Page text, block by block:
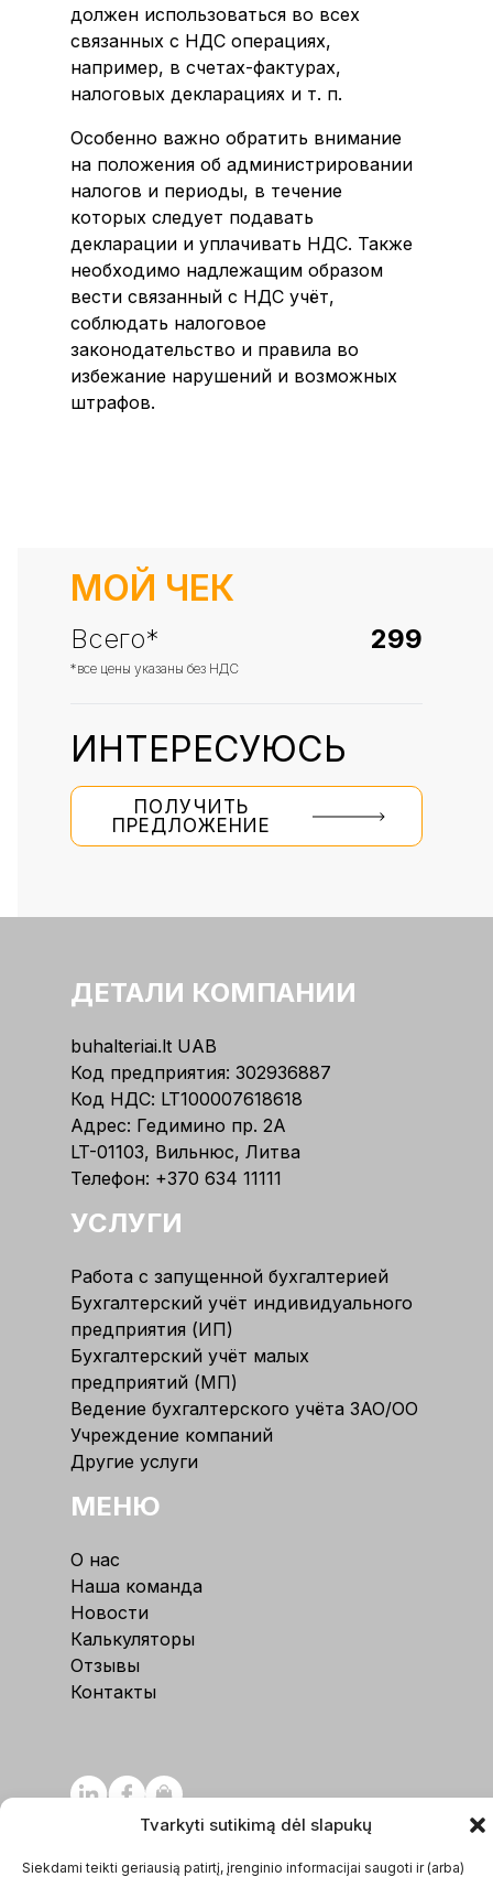
Tvarkyti sutikimą dėl slapukų
Siekdami teikti geriausią patirtį, įrenginio informacijai saugoti ir (arba)
должен использоваться во всех
связанных с НДС операциях,
например, в счетах-фактурах,
налоговых декларациях и т. п.
Особенно важно обратить внимание
на положения об администрировании
налогов и периоды, в течение
которых следует подавать
декларации и уплачивать НДС. Также
необходимо надлежащим образом
вести связанный с НДС учёт,
соблюдать налоговое
законодательство и правила во
избежание нарушений и возможных
штрафов.
МОЙ ЧЕК
Всего* 299
*все цены указаны без НДС
ИНТЕРЕСУЮСЬ
ПОЛУЧИТЬ
ПРЕДЛОЖЕНИЕ
ДЕТАЛИ КОМПАНИИ
buhalteriai.lt UAB
Код предприятия: 302936887
Код НДС: LT100007618618
Адрес: Гедимино пр. 2А
LT-01103, Вильнюс, Литва
Телефон: +370 634 11111
УСЛУГИ
Работа с запущенной бухгалтерией
Бухгалтерский учёт индивидуального
предприятия (ИП)
Бухгалтерский учёт малых
предприятий (МП)
Ведение бухгалтерского учёта ЗАО/ОО
Учреждение компаний
Другие услуги
МЕНЮ
О нас
Наша команда
Новости
Калькуляторы
Отзывы
Контакты